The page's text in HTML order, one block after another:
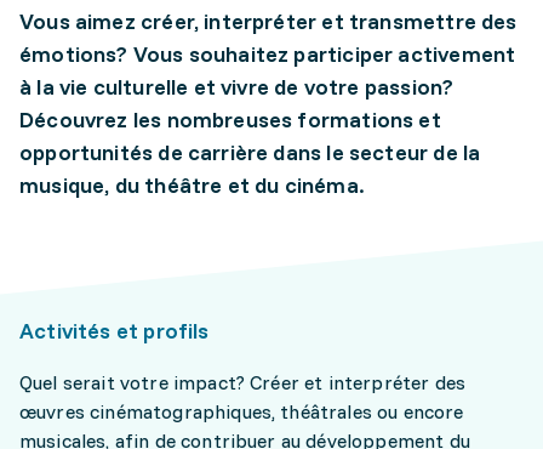
Vous aimez créer, interpréter et transmettre des
émotions? Vous souhaitez participer activement
à la vie culturelle et vivre de votre passion?
Découvrez les nombreuses formations et
opportunités de carrière dans le secteur de la
musique, du théâtre et du cinéma.
Activités et profils
Quel serait votre impact? Créer et interpréter des
œuvres cinématographiques, théâtrales ou encore
musicales, afin de contribuer au développement du